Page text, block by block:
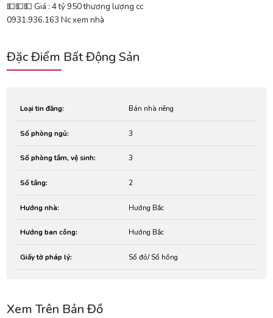
💵💵💵 Giá : 4 tỷ 950 thương lượng cc
0931.936.163 Nc xem nhà
Đặc Điểm Bất Động Sản
Loại tin đăng: Bán nhà riêng
Số phòng ngủ: 3
Số phòng tắm, vệ sinh: 3
Số tầng: 2
Hướng nhà: Hướng Bắc
Hướng ban công: Hướng Bắc
Giấy tờ pháp lý: Sổ đỏ/ Sổ hồng
Xem Trên Bản Đồ